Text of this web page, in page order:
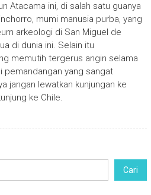
Atacama ini, di salah satu guanya
mumi manusia purba, yang
arkeologi di San Miguel de
di dunia ini. Selain itu
memutih tergerus angin selama
pemandangan yang sangat
jangan lewatkan kunjungan ke
ke Chile.
Cari